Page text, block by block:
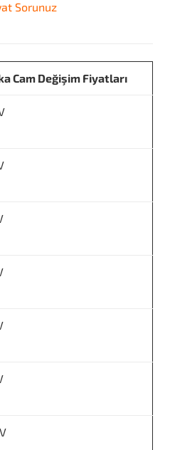
Sorunuz
Cam Değişim Fiyatları